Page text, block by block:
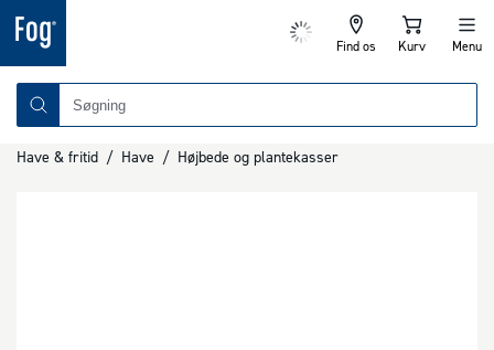
Find os Kurv Menu
Have & fritid / Have / Højbede og plantekasser